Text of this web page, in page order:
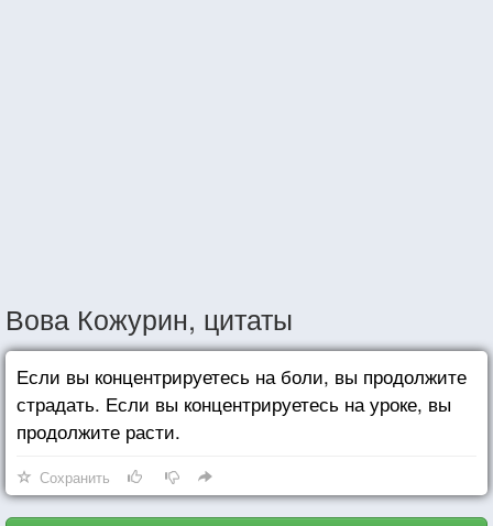
Вова Кожурин, цитаты
Если вы концентрируетесь на боли, вы продолжите
страдать. Если вы концентрируетесь на уроке, вы
продолжите расти.
Сохранить